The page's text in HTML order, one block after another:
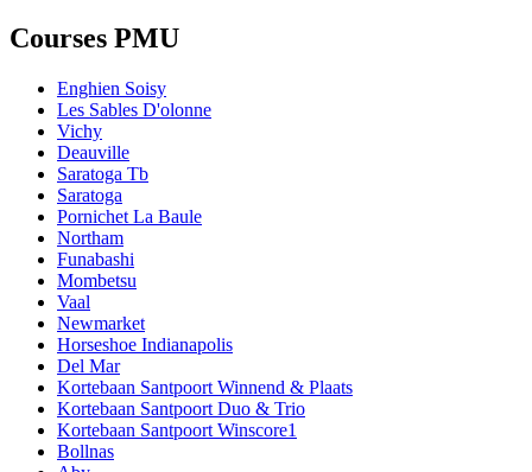
Courses PMU
Enghien Soisy
Les Sables D'olonne
Vichy
Deauville
Saratoga Tb
Saratoga
Pornichet La Baule
Northam
Funabashi
Mombetsu
Vaal
Newmarket
Horseshoe Indianapolis
Del Mar
Kortebaan Santpoort Winnend & Plaats
Kortebaan Santpoort Duo & Trio
Kortebaan Santpoort Winscore1
Bollnas